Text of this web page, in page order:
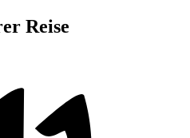
Reise